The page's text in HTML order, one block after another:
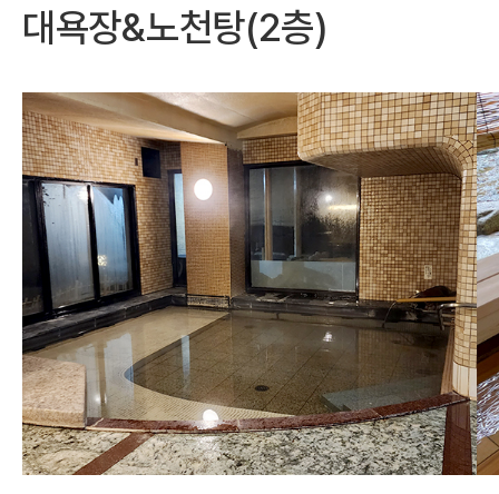
대욕장&노천탕(2층)